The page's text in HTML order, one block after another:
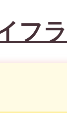
フ